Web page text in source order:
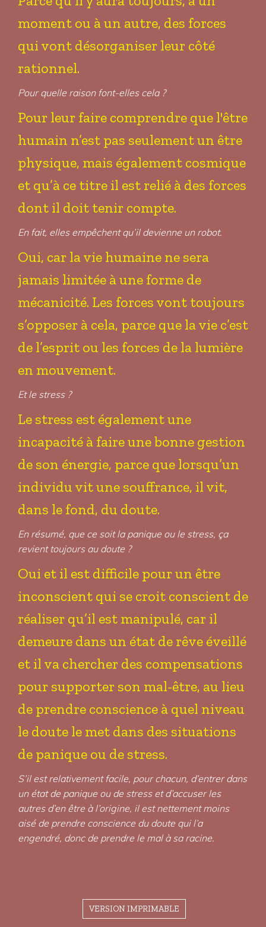
moment ou à un autre, des forces
qui vont désorganiser leur côté
rationnel.
Pour quelle raison font-elles cela ?
Pour leur faire comprendre que l'être
humain n’est pas seulement un être
physique, mais également cosmique
et qu’à ce titre il est relié à des forces
dont il doit tenir compte.
En fait, elles empêchent qu’il devienne un robot.
Oui, car la vie humaine ne sera
jamais limitée à une forme de
mécanicité. Les forces vont toujours
s’opposer à cela, parce que la vie c’est
de l’esprit ou les forces de la lumière
en mouvement.
Et le stress ?
Le stress est également une
incapacité à faire une bonne gestion
de son énergie, parce que lorsqu’un
individu vit une souffrance, il vit,
dans le fond, du doute.
En résumé, que ce soit la panique ou le stress, ça
revient toujours au doute ?
Oui et il est difficile pour un être
inconscient qui se croit conscient de
réaliser qu’il est manipulé, car il
demeure dans un état de rêve éveillé
et il va chercher des compensations
pour supporter son mal-être, au lieu
de prendre conscience à quel niveau
le doute le met dans des situations
de panique ou de stress.
S’il est relativement facile, pour chacun, d’entrer dans
un état de panique ou de stress et d’accuser les
autres d’en être à l’origine, il est nettement moins
aisé de prendre conscience du doute qui l’a
engendré, donc de prendre le mal à sa racine.
VERSION IMPRIMABLE